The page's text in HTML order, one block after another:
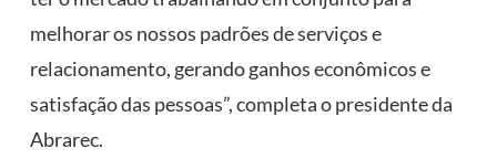
melhorar os nossos padrões de serviços e
relacionamento, gerando ganhos econômicos e
satisfação das pessoas”, completa o presidente da
Abrarec.